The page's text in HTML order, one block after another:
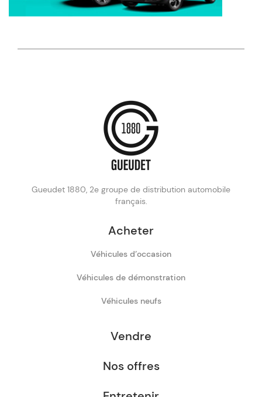
Gueudet 1880, 2e groupe de distribution automobile
français.
Acheter
Véhicules d’occasion
Véhicules de démonstration
Véhicules neufs
Vendre
Nos offres